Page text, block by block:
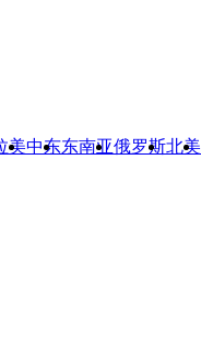
美中东东南亚俄罗斯北美